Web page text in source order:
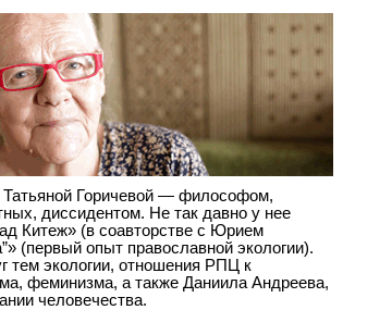
Горичевой — философом,
диссидентом. Не так давно у нее
Китеж» (в соавторстве с Юрием
(первый опыт православной экологии).
тем экологии, отношения РПЦ к
феминизма, а также Даниила Андреева,
человечества.